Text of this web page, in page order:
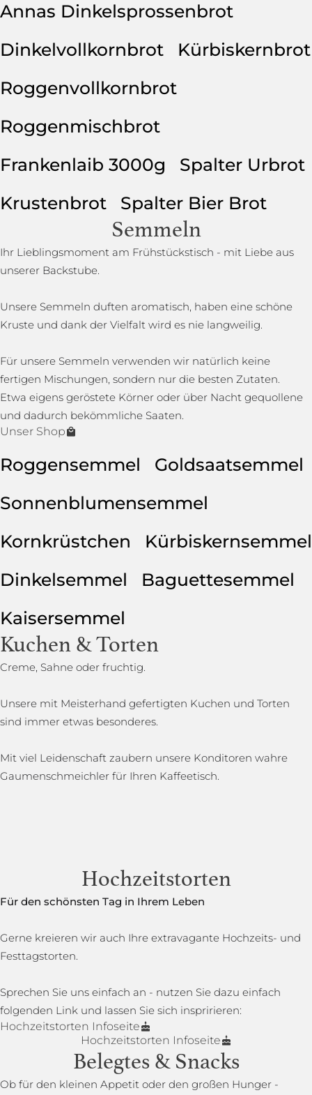
Annas Dinkelsprossenbrot
Dinkelvollkornbrot
Kürbiskernbrot
Roggenvollkornbrot
Roggenmischbrot
Frankenlaib 3000g
Spalter Urbrot
Krustenbrot
Spalter Bier Brot
Semmeln
Ihr Lieblingsmoment am Frühstückstisch - mit Liebe aus
unserer Backstube.
Unsere Semmeln duften aromatisch, haben eine schöne
Kruste und dank der Vielfalt wird es nie langweilig.
Für unsere Semmeln verwenden wir natürlich keine
fertigen Mischungen, sondern nur die besten Zutaten.
Etwa eigens geröstete Körner oder über Nacht gequollene
und dadurch bekömmliche Saaten.
Unser Shop
Roggensemmel
Goldsaatsemmel
Sonnenblumensemmel
Kornkrüstchen
Kürbiskernsemmel
Dinkelsemmel
Baguettesemmel
Kaisersemmel
Kuchen & Torten
Creme, Sahne oder fruchtig.
Unsere mit Meisterhand gefertigten Kuchen und Torten
sind immer etwas besonderes.
Mit viel Leidenschaft zaubern unsere Konditoren wahre
Gaumenschmeichler für Ihren Kaffeetisch.
Hochzeitstorten
Für den schönsten Tag in Ihrem Leben
Gerne kreieren wir auch Ihre extravagante Hochzeits- und
Festtagstorten.
Sprechen Sie uns einfach an - nutzen Sie dazu einfach
folgenden Link und lassen Sie sich inspririeren:
Hochzeitstorten Infoseite
Hochzeitstorten Infoseite
Belegtes & Snacks
Ob für den kleinen Appetit oder den großen Hunger -